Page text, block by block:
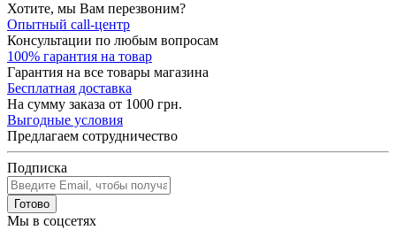
Хотите, мы Вам перезвоним?
Опытный call-центр
Консультации по любым вопросам
100% гарантия на товар
Гарантия на все товары магазина
Бесплатная доставка
На сумму заказа от 1000 грн.
Выгодные условия
Предлагаем сотрудничество
Подписка
Готово
Мы в соцсетях